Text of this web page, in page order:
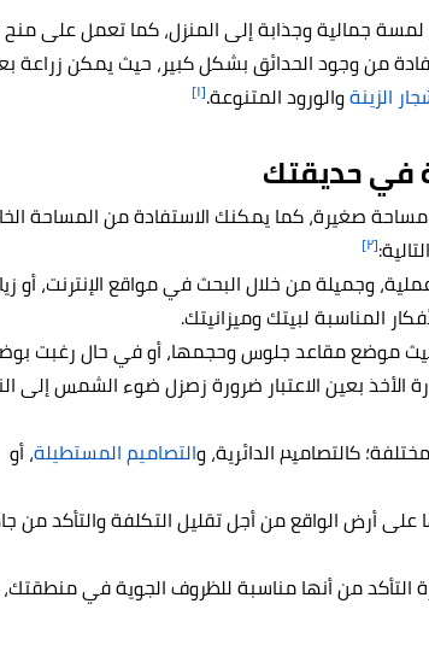
لمسة جمالية وجذابة إلى المنزل، كما تعمل على منح
من وجود الحدائق بشكل كبير، حيث يمكن زراعة
الزينةوالورود المتنوعة.[١]
في حديقتك
صغيرة، كما يمكنك الاستفادة من المساحة
[٢]
وجميلة من خلال البحث في مواقع الإنترنت، أو
المناسبة لبيتك وميزانيتك.
موضع مقاعد جلوس وحجمها، أو في حال رغبت
الأخذ بعين الاعتبار ضرورة زصزل ضوء الشمس إلى
كالتصاميم الدائرية، والتصاميم المستطيلة، أو
أرض الواقع من أجل تقليل التكلفة والتأكد من
التأكد من أنها مناسبة للظروف الجوية في منطقتك،